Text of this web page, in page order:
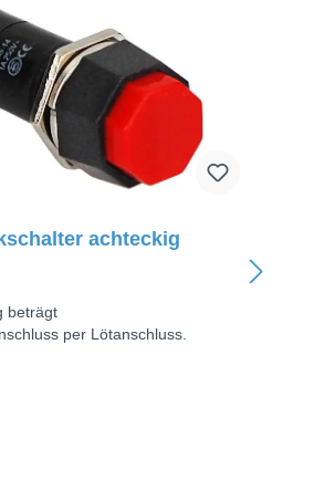
achteckig
beträgt
per Lötanschluss.